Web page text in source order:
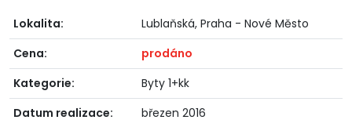
Lokalita:
Lublaňská, Praha - Nové Město
Cena:
prodáno
Kategorie:
Byty 1+kk
Datum realizace:
březen 2016